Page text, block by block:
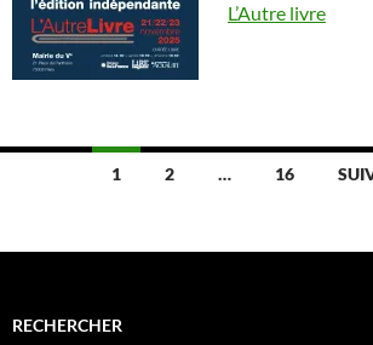
L’Autre livre
Navigation
articles
1 2 … 16
RECHERCHER